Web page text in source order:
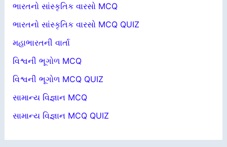
ભારતનો સાંસ્કૃતિક વારસો MCQ
ભારતનો સાંસ્કૃતિક વારસો MCQ QUIZ
મહાભારતની વાર્તા
વિશ્વની ભૂગોળ MCQ
વિશ્વની ભૂગોળ MCQ QUIZ
સામાન્ય વિજ્ઞાન MCQ
સામાન્ય વિજ્ઞાન MCQ QUIZ